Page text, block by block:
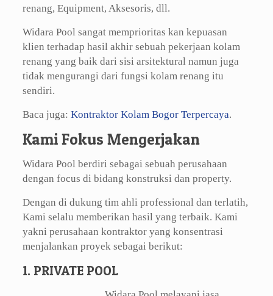
renang, Equipment, Aksesoris, dll.
Widara Pool sangat memprioritas kan kepuasan
klien terhadap hasil akhir sebuah pekerjaan kolam
renang yang baik dari sisi arsitektural namun juga
tidak mengurangi dari fungsi kolam renang itu
sendiri.
Baca juga: Kontraktor Kolam Bogor Terpercaya.
Kami Fokus Mengerjakan
Widara Pool berdiri sebagai sebuah perusahaan
dengan focus di bidang konstruksi dan property.
Dengan di dukung tim ahli professional dan terlatih,
Kami selalu memberikan hasil yang terbaik. Kami
yakni perusahaan kontraktor yang konsentrasi
menjalankan proyek sebagai berikut:
1. PRIVATE POOL